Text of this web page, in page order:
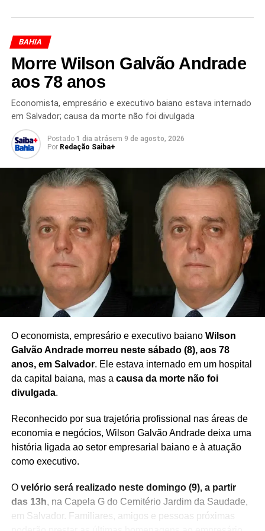
Redação Saiba+
TÓPICOS RELACIONADOS
ADVOCACIA BAIANA
APOSENTADORIA
BENEFÍCIOS PREVIDENCIÁRIOS
CENTRO DE CONVENÇÕES DE SALVADOR
CONGRESSO DE DIREITO PREVIDENCIÁRIO
DIREITO PREVIDENCIÁRIO
EVENTO JURÍDICO NA BAHIA
INSS
JUIZ FEDERAL KLEITON FERREIRA
KLEITON FERREIRA
PALESTRA DIREITO PREVIDENCIÁRIO
REFORMA DA PREVIDÊNCIA
SALVADOR
SEGURIDADE SOCIAL
MP-BA arquiva investigação sobre nepotismo na
Saltur
NÃO PERCA
Irmãos morrem em acidente entre carro e ônibus
na Bahia
BAHIA
Morre Wilson Galvão Andrade
aos 78 anos
Economista, empresário e executivo baiano estava internado
em Salvador; causa da morte não foi divulgada
Postado 1 dia atrásem 9 de agosto, 2026
Por Redação Saiba+
O economista, empresário e executivo baiano Wilson
Galvão Andrade morreu neste sábado (8), aos 78
anos, em Salvador. Ele estava internado em um hospital
da capital baiana, mas a causa da morte não foi
divulgada.
Reconhecido por sua trajetória profissional nas áreas de
economia e negócios, Wilson Galvão Andrade deixa uma
história ligada ao setor empresarial baiano e à atuação
como executivo.
O velório será realizado neste domingo (9), a partir
das 13h, na Capela G do Cemitério Jardim da Saudade,
em Salvador. Familiares, amigos e pessoas próximas